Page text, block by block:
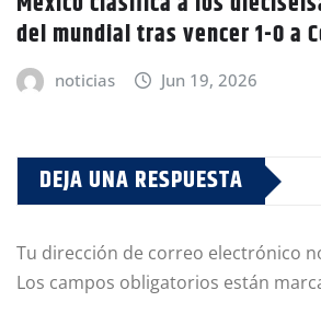
del mundial tras vencer 1-0 a
noticias Jun 19, 2026
DEJA UNA RESPUESTA
Tu dirección de correo electrónico
Los campos obligatorios están